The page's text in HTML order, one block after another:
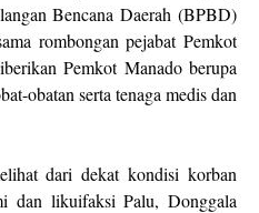
Bencana Daerah (BPBD)
rombongan pejabat Pemkot
Pemkot Manado berupa
obatan serta tenaga medis dan
dari dekat kondisi korban
dan likuifaksi Palu, Donggala